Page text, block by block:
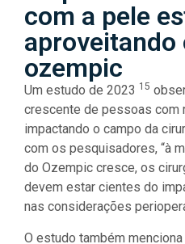
com a pele
aproveitando
ozempic
Um estudo de 2023 15
crescente de pessoas com
impactando o campo da
com os pesquisadores, “à
do Ozempic cresce, os
devem estar cientes do
nas considerações
O estudo também